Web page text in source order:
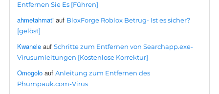
Entfernen Sie Es [Führen]
ahmetahmati auf BloxForge Roblox Betrug- Ist es sicher?
[gelöst]
Kwanele aufSchritte zum Entfernen von Searchapp.exe-
Virusumleitungen [Kostenlose Korrektur]
Omogolo aufAnleitung zum Entfernen des
Phumpauk.com-Virus